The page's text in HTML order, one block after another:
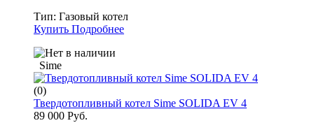
Тип: Газовый котел
Купить Подробнее
Sime
(0)
Твердотопливный котел Sime SOLIDA EV 4
89 000 Руб.